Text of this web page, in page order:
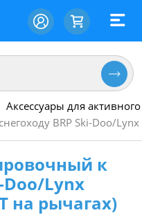
Аксессуары для
BRP Ski-Doo/
к
Doo/Lynx
на рычагах)